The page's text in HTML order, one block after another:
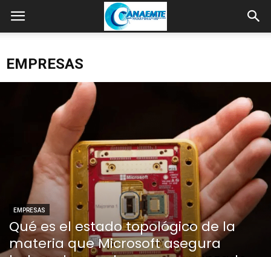
EMPRESAS
EMPRESAS
Qué es el estado topológico de la
materia que Microsoft asegura